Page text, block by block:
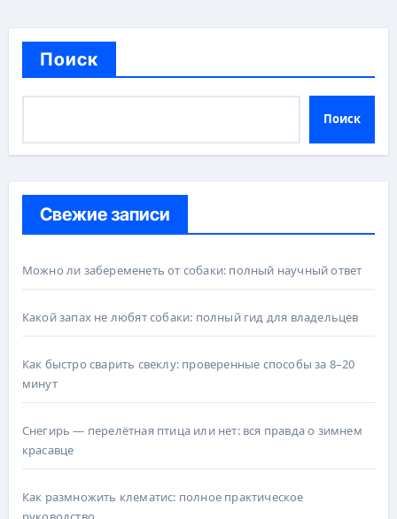
Поиск
Поиск
Свежие записи
Можно ли забеременеть от собаки: полный научный ответ
Какой запах не любят собаки: полный гид для владельцев
Как быстро сварить свеклу: проверенные способы за 8–20
минут
Снегирь — перелётная птица или нет: вся правда о зимнем
красавце
Как размножить клематис: полное практическое